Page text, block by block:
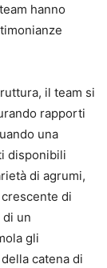
hanno
il team si
rapporti
una
disponibili
di agrumi,
di
un
gli
catena di